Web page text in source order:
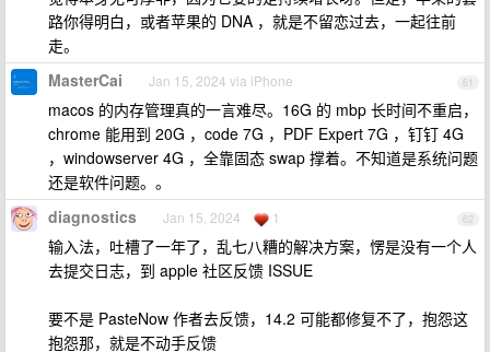
路你得明白，或者苹果的 DNA ，就是不留恋过去，一起往前
走。
61
MasterCai Jan 15, 2024 via iPhone
macos 的内存管理真的一言难尽。16G 的 mbp 长时间不重启，
chrome 能用到 20G ，code 7G ，PDF Expert 7G ，钉钉 4G
，windowserver 4G ，全靠固态 swap 撑着。不知道是系统问题
还是软件问题。。
62
diagnostics Jan 15, 2024 1
输入法，吐槽了一年了，乱七八糟的解决方案，愣是没有一个人
去提交日志，到 apple 社区反馈 ISSUE
要不是 PasteNow 作者去反馈，14.2 可能都修复不了，抱怨这
抱怨那，就是不动手反馈